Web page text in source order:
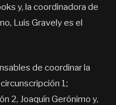
y, la coordinadora de
Luis Gravely es el
de coordinar la
1;
2, Joaquín Gerónimo y,